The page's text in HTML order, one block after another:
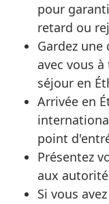
pour
retard ou
Gardez
avec vous
séjour en
Arrivée en
point
Présentez
aux
Si vous